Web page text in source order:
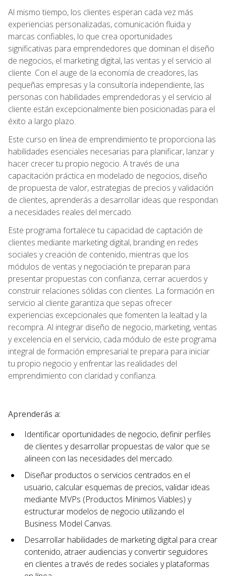
Al mismo tiempo, los clientes esperan cada vez más
experiencias personalizadas, comunicación fluida y
marcas confiables, lo que crea oportunidades
significativas para emprendedores que dominan el diseño
de negocios, el marketing digital, las ventas y el servicio al
cliente. Con el auge de la economía de creadores, las
pequeñas empresas y la consultoría independiente, las
personas con habilidades emprendedoras y el servicio al
cliente están excepcionalmente bien posicionadas para el
éxito a largo plazo.
Este curso en línea de emprendimiento te proporciona las
habilidades esenciales necesarias para planificar, lanzar y
hacer crecer tu propio negocio. A través de una
capacitación práctica en modelado de negocios, diseño
de propuesta de valor, estrategias de precios y validación
de clientes, aprenderás a desarrollar ideas que respondan
a necesidades reales del mercado.
Este programa fortalece tu capacidad de captación de
clientes mediante marketing digital, branding en redes
sociales y creación de contenido, mientras que los
módulos de ventas y negociación te preparan para
presentar propuestas con confianza, cerrar acuerdos y
construir relaciones sólidas con clientes. La formación en
servicio al cliente garantiza que sepas ofrecer
experiencias excepcionales que fomenten la lealtad y la
recompra. Al integrar diseño de negocio, marketing, ventas
y excelencia en el servicio, cada módulo de este programa
integral de formación empresarial te prepara para iniciar
tu propio negocio y enfrentar las realidades del
emprendimiento con claridad y confianza.
Aprenderás a:
Identificar oportunidades de negocio, definir perfiles
de clientes y desarrollar propuestas de valor que se
alineen con las necesidades del mercado.
Diseñar productos o servicios centrados en el
usuario, calcular esquemas de precios, validar ideas
mediante MVPs (Productos Mínimos Viables) y
estructurar modelos de negocio utilizando el
Business Model Canvas.
Desarrollar habilidades de marketing digital para crear
contenido, atraer audiencias y convertir seguidores
en clientes a través de redes sociales y plataformas